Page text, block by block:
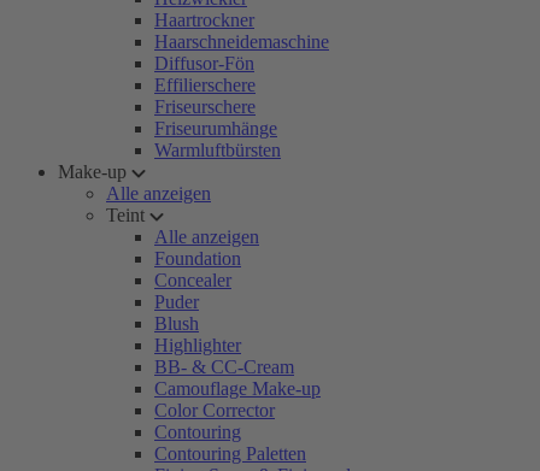
Haartrockner
Haarschneidemaschine
Diffusor-Fön
Effilierschere
Friseurschere
Friseurumhänge
Warmluftbürsten
Make-up
Alle anzeigen
Teint
Alle anzeigen
Foundation
Concealer
Puder
Blush
Highlighter
BB- & CC-Cream
Camouflage Make-up
Color Corrector
Contouring
Contouring Paletten